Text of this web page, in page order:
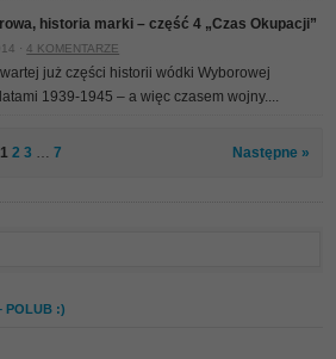
historia marki – część 4 „Czas Okupacji”
· 4 KOMENTARZE
już części historii wódki Wyborowej
1939-1945 – a więc czasem wojny....
1 2 3 … 7 Następne »
POLUB :)